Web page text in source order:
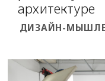
архитектуре
ДИЗАЙН-